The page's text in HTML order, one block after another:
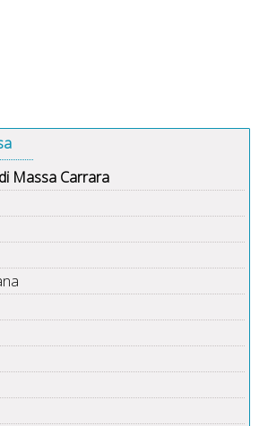
Massa Carrara